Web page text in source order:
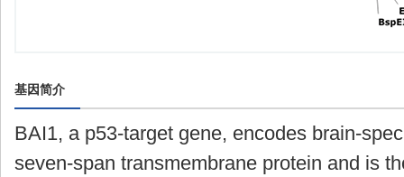
基因简介
BAI1, a p53-target gene, encodes brain-
seven-span transmembrane protein and is